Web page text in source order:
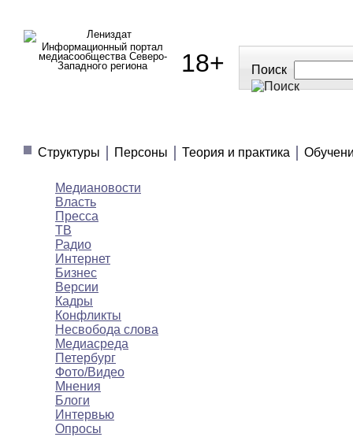
Информационный портал
медиасообщества Северо-
Западного региона
18+ Поиск
Структуры
Персоны Теория и практика
Медиановости
Власть
Пресса
ТВ
Радио
Интернет
Бизнес
Версии
Кадры
Конфликты
Несвобода слова
Медиасреда
Петербург
Фото/Видео
Мнения
Блоги
Интервью
Опросы